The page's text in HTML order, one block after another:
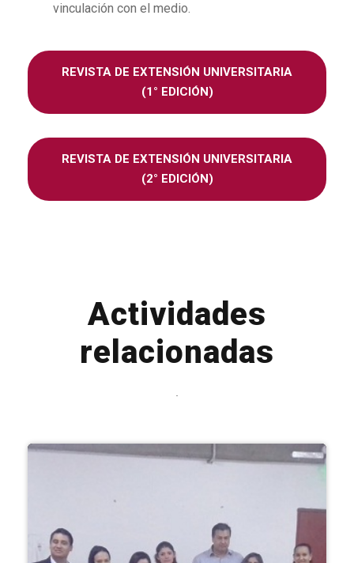
vinculación con el medio.
REVISTA DE EXTENSIÓN UNIVERSITARIA
(1° EDICIÓN)
REVISTA DE EXTENSIÓN UNIVERSITARIA
(2° EDICIÓN)
Actividades
relacionadas